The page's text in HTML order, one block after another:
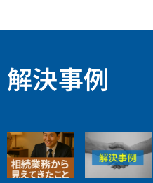
解決事例